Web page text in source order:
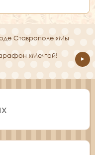
Ставрополе «Мы
«Мечтай!